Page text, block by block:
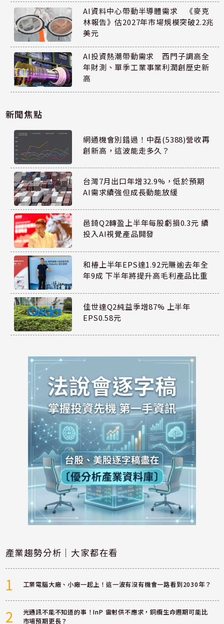
AI資料中心帶動半導體需求 《麥克
林報告》估2027年市場規模突破2.2兆
美元
AI投資熱潮帶動需求 西門子調高全
年財測、單季工業事業利潤創歷史新
高
新聞焦點
網通機會別錯過！中磊(5388)營收再
創新高，這波能走多久？
台灣7月出口年增32.9%，低於預期
AI需求續強但成長動能放緩
邑錡Q2轉盈上半年每股虧損0.3元 續
投入AI視覺產品開發
和椿上半年EPS達1.92元賺逾去年全
年9成 下半年將提升高毛利產品比重
佳世達Q2純益季增87% 上半年
EPS0.58元
產業趨勢分析｜大家都在看
1 工業電腦大廠、小廠一起上！這一波有沒有機會一路看到2030年？
2
光通訊不能不知道的事！InP 雷射供不應求，銅纜生命週期可能比
市場預期更長？